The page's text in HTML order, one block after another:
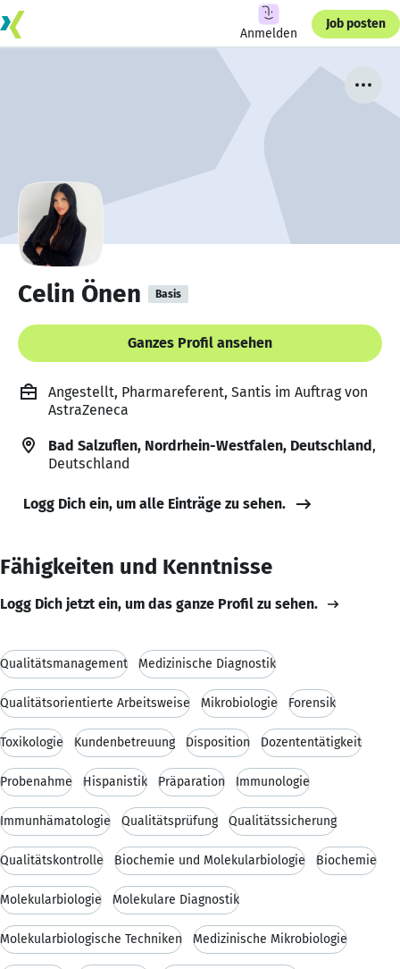
Anmelden
Job posten
Celin Önen Basis
Ganzes Profil ansehen
Angestellt, Pharmareferent, Santis im Auftrag von
AstraZeneca
Bad Salzuflen, Nordrhein-Westfalen, Deutschland,
Deutschland
Logg Dich ein, um alle Einträge zu sehen.
Fähigkeiten und Kenntnisse
Logg Dich jetzt ein, um das ganze Profil zu sehen.
Qualitätsmanagement Medizinische Diagnostik
Qualitätsorientierte Arbeitsweise Mikrobiologie Forensik
Toxikologie Kundenbetreuung Disposition Dozententätigkeit
Probenahme Hispanistik Präparation Immunologie
Immunhämatologie Qualitätsprüfung Qualitätssicherung
Qualitätskontrolle Biochemie und Molekularbiologie Biochemie
Molekularbiologie Molekulare Diagnostik
Molekularbiologische Techniken Medizinische Mikrobiologie